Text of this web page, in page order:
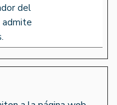
del
admite